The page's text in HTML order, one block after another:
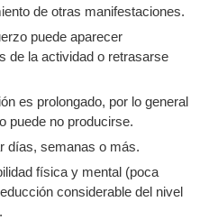
de otras manifestaciones.
puede aparecer
de la actividad o retrasarse
es prolongado, por lo general
puede no producirse.
días, semanas o más.
física y mental (poca
considerable del nivel